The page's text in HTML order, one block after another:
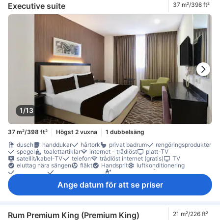
Executive suite 37 m²/398 ft²
1/13
37 m²/398 ft² Högst 2 vuxna
1 dubbelsäng
dusch
handdukar hårtork privat badrum
rengöringsprodukter
spegel
toalettartiklar internet - trådlöst
platt-TV
satellit/kabel-TV
telefon trådlöst internet (gratis)
TV
eluttag nära sängen
fläkt Handsprit
luftkonditionering
gratis vatten på flaska
Klinker-/marmorgolv
sittmöbler skrivbord garderob
Ange datum för att se priser
Rum Premium King (Premium King) 21 m²/226 ft²